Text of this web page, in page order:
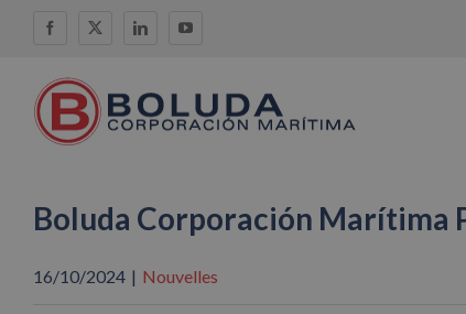
Facebook
X LinkedInYouTube
Boluda Corporación Marítima
16/10/2024 | Nouvelles